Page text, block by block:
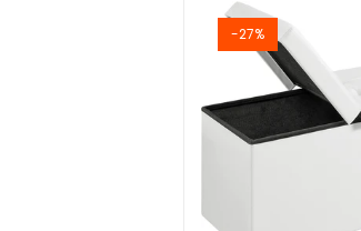
-27%